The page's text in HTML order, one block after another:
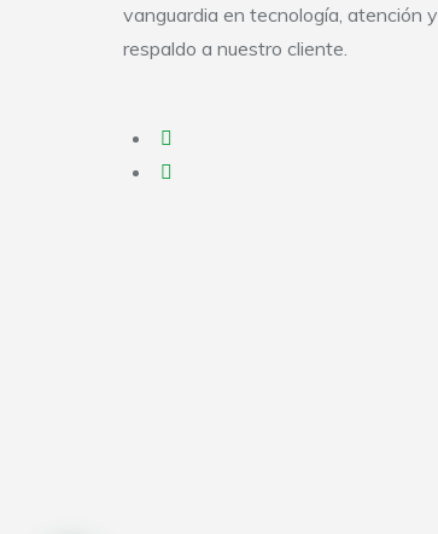
vanguardia en tecnología, atención y
respaldo a nuestro cliente.